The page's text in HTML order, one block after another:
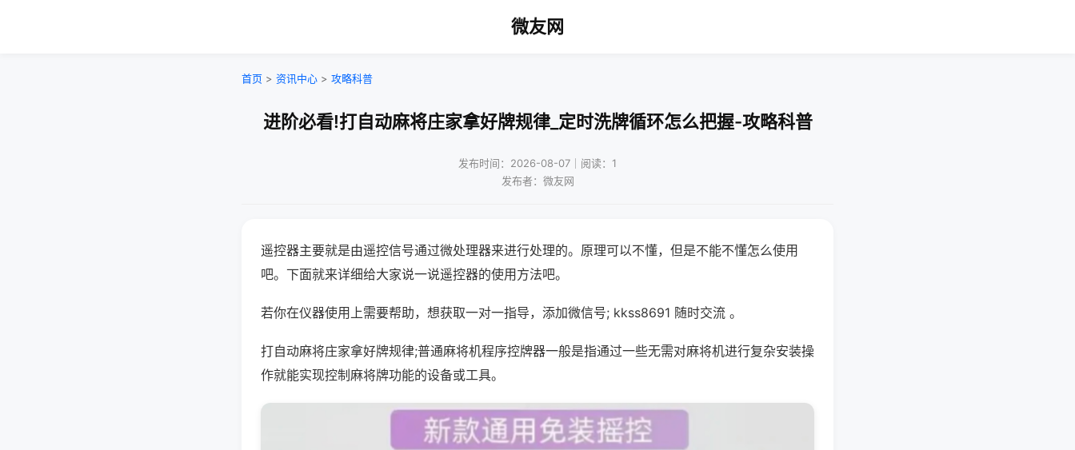
微友网
首页 > 资讯中心 > 攻略科普
进阶必看!打自动麻将庄家拿好牌规律_定时洗牌循环怎么把握-攻略科普
发布时间：2026-08-07｜阅读：1
发布者：微友网
遥控器主要就是由遥控信号通过微处理器来进行处理的。原理可以不懂，但是不能不懂怎么使用
吧。下面就来详细给大家说一说遥控器的使用方法吧。
若你在仪器使用上需要帮助，想获取一对一指导，添加微信号; kkss8691 随时交流 。
打自动麻将庄家拿好牌规律;普通麻将机程序控牌器一般是指通过一些无需对麻将机进行复杂安装操
作就能实现控制麻将牌功能的设备或工具。